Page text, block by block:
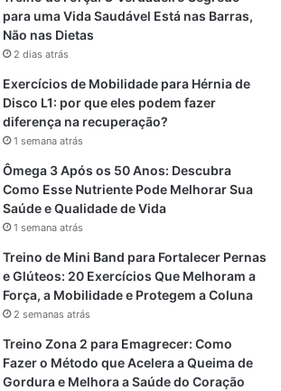
de endorfinas, reduzindo a
dor
a coluna
10 minutos diários e aumente
levemente contraído e passos firmes
na Coluna
da Cadeia Posterior
posterior do corpo (costas, glúteos
ficar encurtada em quem tem artrose. O
cadeia é essencial para aliviar a
e facilitar os movimentos diários.
para uma Vida Saudável Está nas Barras,
Não nas Dietas
2 dias atrás
Exercícios de Mobilidade para Hérnia de
Disco L1: por que eles podem fazer
diferença na recuperação?
1 semana atrás
Ômega 3 Após os 50 Anos: Descubra
Como Esse Nutriente Pode Melhorar Sua
Saúde e Qualidade de Vida
1 semana atrás
Treino de Mini Band para Fortalecer Pernas
e Glúteos: 20 Exercícios Que Melhoram a
Força, a Mobilidade e Protegem a Coluna
2 semanas atrás
Treino Zona 2 para Emagrecer: Como
Fazer o Método que Acelera a Queima de
Gordura e Melhora a Saúde do Coração